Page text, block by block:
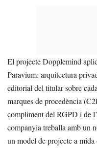
El projecte Dopplemind
Paravium: arquitectura
editorial del titular sobre
marques de procedència
compliment del RGPD i de
companyia treballa amb un
un model de projecte a